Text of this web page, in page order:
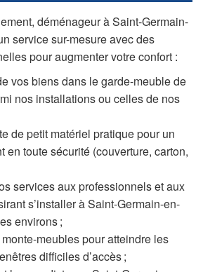
déménageur à Saint-Germain-
service sur-mesure avec des
pour augmenter votre confort :
vos biens dans le garde-meuble de
nos installations ou celles de nos
de petit matériel pratique pour un
en toute sécurité (couverture, carton,
services aux professionnels et aux
s’installer à Saint-Germain-en-
environs ;
meubles pour atteindre les
difficiles d’accès ;